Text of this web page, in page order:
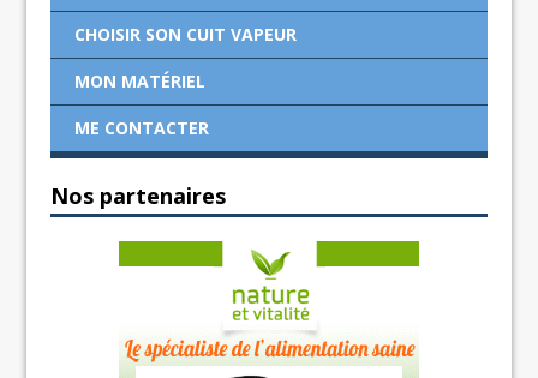
CHOISIR SON CUIT VAPEUR
MON MATÉRIEL
ME CONTACTER
Nos partenaires